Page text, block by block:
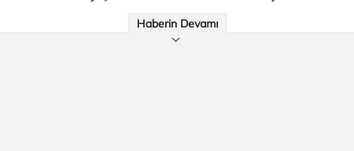
Haberin Devamı